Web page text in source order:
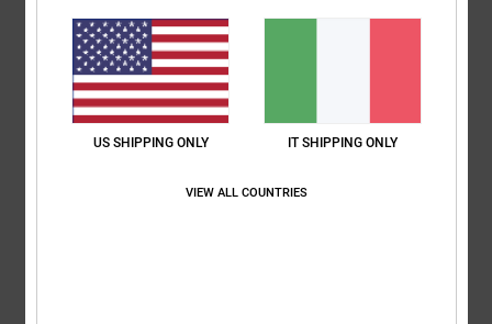
Comfort
5.0
Taglia
Materiale
5.0
US SHIPPING ONLY IT SHIPPING ONLY
VIEW ALL COUNTRIES